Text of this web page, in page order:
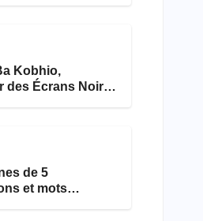
Kobhio,
des Écrans Noirs,
de 5
et mots